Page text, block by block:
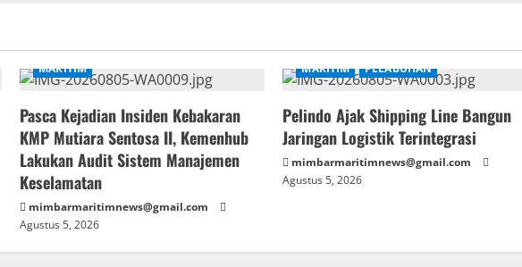
MARITIM
Pasca Kejadian Insiden Kebakaran
KMP Mutiara Sentosa II, Kemenhub
Lakukan Audit Sistem Manajemen
Keselamatan
mimbarmaritimnews@gmail.com
Agustus 5, 2026
MARITIM PELABUHAN
Pelindo Ajak Shipping Line Bangun
Jaringan Logistik Terintegrasi
mimbarmaritimnews@gmail.com
Agustus 5, 2026